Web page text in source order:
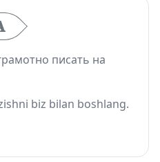
писать на
biz bilan boshlang.